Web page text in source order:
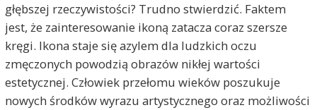
głębszej rzeczywistości? Trudno stwierdzić. Faktem
jest, że zainteresowanie ikoną zatacza coraz szersze
kręgi. Ikona staje się azylem dla ludzkich oczu
zmęczonych powodzią obrazów nikłej wartości
estetycznej. Człowiek przełomu wieków poszukuje
nowych środków wyrazu artystycznego oraz możliwości